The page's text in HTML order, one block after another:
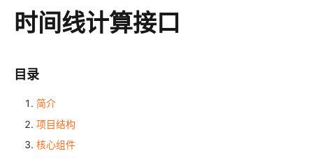
时间线计算接口
目录
简介
项目结构
核心组件